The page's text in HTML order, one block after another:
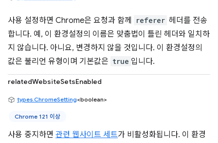
사용 설정하면 Chrome은 요청과 함께 referer 헤더를 전송
합니다. 예, 이 환경설정의 이름은 맞춤법이 틀린 헤더와 일치하
지 않습니다. 아니요, 변경하지 않을 것입니다. 이 환경설정의
값은 불리언 유형이며 기본값은 true 입니다.
relatedWebsiteSetsEnabled
types.ChromeSetting<boolean>
Chrome 121 이상
사용 중지하면 관련 웹사이트 세트가 비활성화됩니다. 이 환경